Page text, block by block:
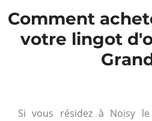
Comment
votre lingot
Si vous résidez à Noisy